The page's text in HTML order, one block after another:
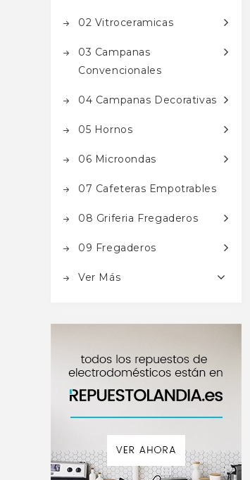
02 Vitroceramicas
03 Campanas
Convencionales
04 Campanas Decorativas
05 Hornos
06 Microondas
07 Cafeteras Empotrables
08 Griferia Fregaderos
09 Fregaderos
Ver Más